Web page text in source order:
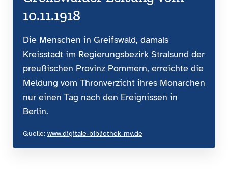
10.11.1918
Die Menschen in Greifswald, damals
Kreisstadt im Regierungsbezirk Stralsund der
preußischen Provinz Pommern, erreichte die
Meldung vom Thronverzicht ihres Monarchen
nur einen Tag nach den Ereignissen in
Berlin.
Quelle: www.digitale-bibliothek-mv.de